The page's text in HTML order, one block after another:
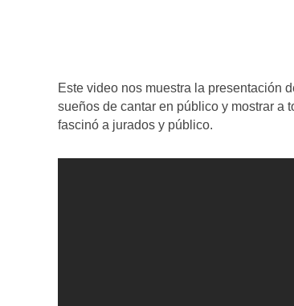
Este video nos muestra la presentación
sueños de cantar en público y mostrar a
fascinó a jurados y público.